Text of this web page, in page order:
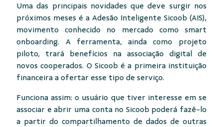
Uma das principais novidades que deve surgir nos
próximos meses é a Adesão Inteligente Sicoob (AIS),
movimento conhecido no mercado como smart
onboarding. A ferramenta, ainda como projeto
piloto, trará benefícios na associação digital de
novos cooperados. O Sicoob é a primeira instituição
financeira a ofertar esse tipo de serviço.
Funciona assim: o usuário que tiver interesse em se
associar e abrir uma conta no Sicoob poderá fazê-lo
a partir do compartilhamento de dados de outras